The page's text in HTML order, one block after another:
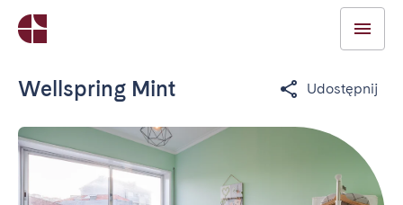
Wellspring Mint Udostępnij